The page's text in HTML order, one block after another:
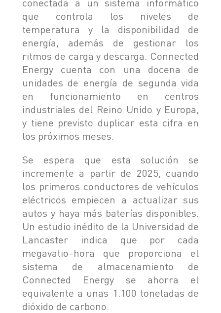
que controla los niveles de
temperatura y la disponibilidad de
energía, además de gestionar los
ritmos de carga y descarga. Connected
Energy cuenta con una docena de
unidades de energía de segunda vida
en funcionamiento en centros
industriales del Reino Unido y Europa,
y tiene previsto duplicar esta cifra en
los próximos meses.
Se espera que esta solución se
incremente a partir de 2025, cuando
los primeros conductores de vehículos
eléctricos empiecen a actualizar sus
autos y haya más baterías disponibles.
Un estudio inédito de la Universidad de
Lancaster indica que por cada
megavatio-hora que proporciona el
sistema de almacenamiento de
Connected Energy se ahorra el
equivalente a unas 1.100 toneladas de
dióxido de carbono.